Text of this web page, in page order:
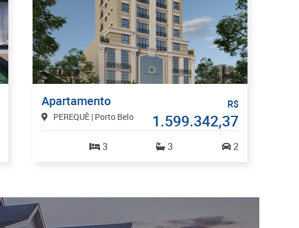
Apartamento
PEREQUÊ | Porto Belo
R$
1.599.342,37
3 3 2